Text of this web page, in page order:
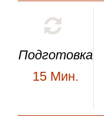
Подготовка
15 Мин.